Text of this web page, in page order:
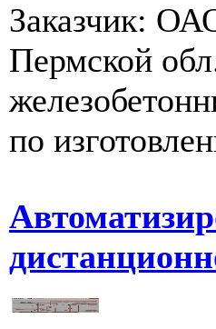
Заказчик:
Пермской
по